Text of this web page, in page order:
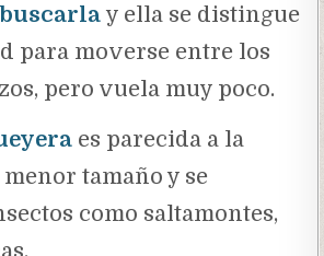
buscarla y ella se distingue
para moverse entre los
pero vuela muy poco.
es parecida a la
tamaño y se
como saltamontes,